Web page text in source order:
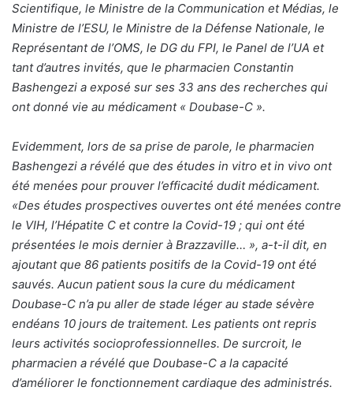
Scientifique, le Ministre de la Communication et Médias, le
Ministre de l’ESU, le Ministre de la Défense Nationale, le
Représentant de l’OMS, le DG du FPI, le Panel de l’UA et
tant d’autres invités, que le pharmacien Constantin
Bashengezi a exposé sur ses 33 ans des recherches qui
ont donné vie au médicament « Doubase-C ».
Evidemment, lors de sa prise de parole, le pharmacien
Bashengezi a révélé que des études in vitro et in vivo ont
été menées pour prouver l’efficacité dudit médicament.
«Des études prospectives ouvertes ont été menées contre
le VIH, l’Hépatite C et contre la Covid-19 ; qui ont été
présentées le mois dernier à Brazzaville… », a-t-il dit, en
ajoutant que 86 patients positifs de la Covid-19 ont été
sauvés. Aucun patient sous la cure du médicament
Doubase-C n’a pu aller de stade léger au stade sévère
endéans 10 jours de traitement. Les patients ont repris
leurs activités socioprofessionnelles. De surcroit, le
pharmacien a révélé que Doubase-C a la capacité
d’améliorer le fonctionnement cardiaque des administrés.